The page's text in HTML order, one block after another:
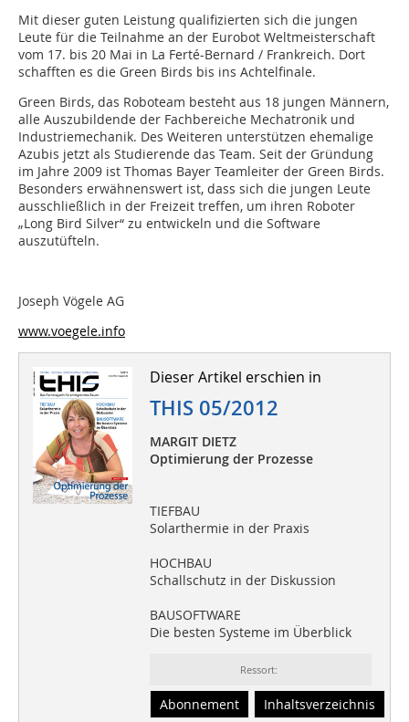
Mit dieser guten Leistung qualifizierten sich die jungen
Leute für die Teilnahme an der Eurobot Weltmeisterschaft
vom 17. bis 20 Mai in La Ferté-Bernard / Frankreich. Dort
schafften es die Green Birds bis ins Achtelfinale.
Green Birds, das Roboteam besteht aus 18 jungen Männern,
alle Auszubildende der Fachbereiche Mechatronik und
Industriemechanik. Des Weiteren unterstützen ehemalige
Azubis jetzt als Studierende das Team. Seit der Gründung
im Jahre 2009 ist Thomas Bayer Teamleiter der Green Birds.
Besonders erwähnenswert ist, dass sich die jungen Leute
ausschließlich in der Freizeit treffen, um ihren Roboter
„Long Bird Silver“ zu entwickeln und die Software
auszutüfteln.
Joseph Vögele AG
www.voegele.info
Dieser Artikel erschien in
THIS 05/2012
MARGIT DIETZ
Optimierung der Prozesse
TIEFBAU
Solarthermie in der Praxis
HOCHBAU
Schallschutz in der Diskussion
BAUSOFTWARE
Die besten Systeme im Überblick
Ressort:
Abonnement Inhaltsverzeichnis